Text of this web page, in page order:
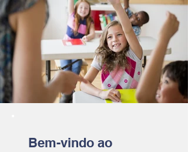
Bem-vindo ao